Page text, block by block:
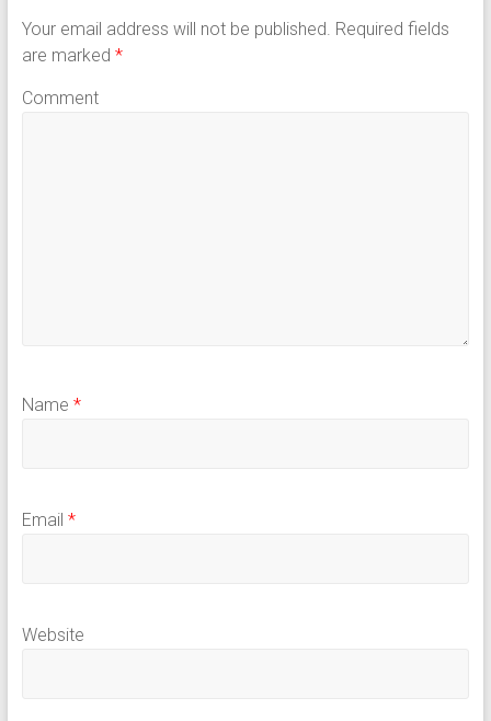
Your email address will not be published. Required fields
are marked *
Comment
Name *
Email *
Website